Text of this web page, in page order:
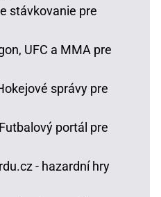
stávkovanie pre
UFC a MMA pre
správy pre
portál pre
- hazardní hry